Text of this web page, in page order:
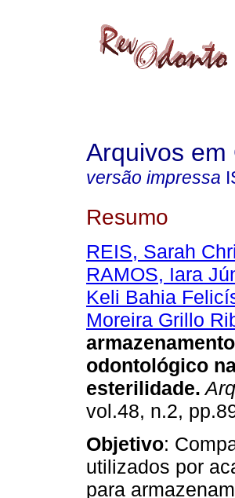
Arquivos em
versão impressa
Resumo
REIS, Sarah
RAMOS, Iara
Keli Bahia
Moreira Grillo
odontológico
esterilidade.
vol.48, n.2,
Objetivo:
utilizados por
para